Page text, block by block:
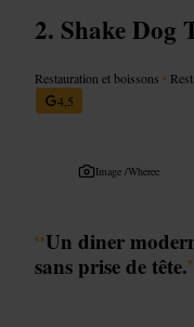
Shake Dog
Restauration et boissons •
4,5
Image /Wheree
“Un diner
sans prise de tête.